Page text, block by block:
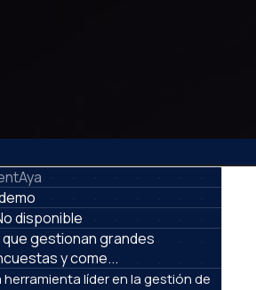
disponible
que gestionan grandes
y come...
herramienta líder en la gestión de